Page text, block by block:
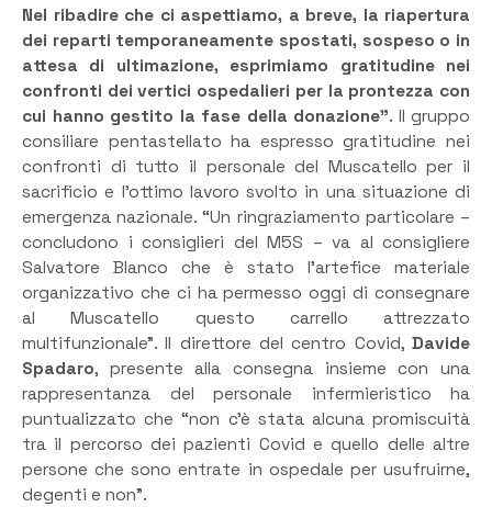
Nel ribadire che ci aspettiamo, a breve, la riapertura
dei reparti temporaneamente spostati, sospeso o in
attesa di ultimazione, esprimiamo gratitudine nei
confronti dei vertici ospedalieri per la prontezza con
cui hanno gestito la fase della donazione”. Il gruppo
consiliare pentastellato ha espresso gratitudine nei
confronti di tutto il personale del Muscatello per il
sacrificio e l’ottimo lavoro svolto in una situazione di
emergenza nazionale. “Un ringraziamento particolare –
concludono i consiglieri del M5S – va al consigliere
Salvatore Blanco che è stato l’artefice materiale
organizzativo che ci ha permesso oggi di consegnare
al Muscatello questo carrello attrezzato
multifunzionale”. Il direttore del centro Covid, Davide
Spadaro, presente alla consegna insieme con una
rappresentanza del personale infermieristico ha
puntualizzato che “non c’è stata alcuna promiscuità
tra il percorso dei pazienti Covid e quello delle altre
persone che sono entrate in ospedale per usufruirne,
degenti e non”.